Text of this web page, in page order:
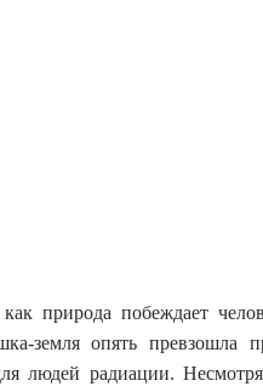
природа побеждает
земля опять превзошла
людей радиации.